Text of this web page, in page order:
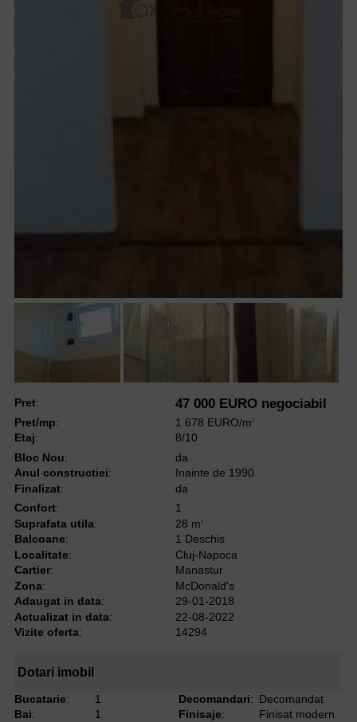
Pret: 47 000 EURO negociabil
Pret/mp: 1 678 EURO/m2
Etaj:
8/10
Bloc Nou:
da
Anul constructiei:
Inainte de 1990
Finalizat:
da
Confort:
1
Suprafata utila: 28 m2
Balcoane:
1 Deschis
Localitate:
Cluj-Napoca
Cartier:
Manastur
Zona:
McDonald's
Adaugat in data:
29-01-2018
Actualizat in data:
22-08-2022
Vizite oferta: 14294
Dotari imobil
Bucatarie:
1
Bai:
1
Decomandari: Decomandat
Finisaje:
Finisat modern